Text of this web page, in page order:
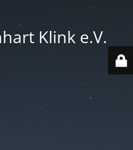
Klink e.V.